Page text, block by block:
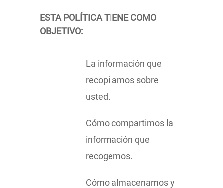
ESTA POLÍTICA TIENE COMO
OBJETIVO:
La información que
recopilamos sobre
usted.
Cómo compartimos la
información que
recogemos.
Cómo almacenamos y